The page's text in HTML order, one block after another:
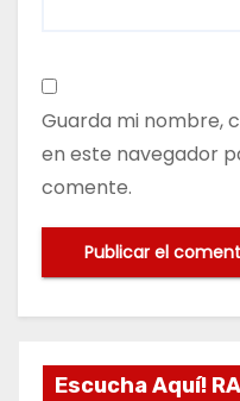
Guarda mi nombre,
en este navegador
comente.
Escucha Aquí!